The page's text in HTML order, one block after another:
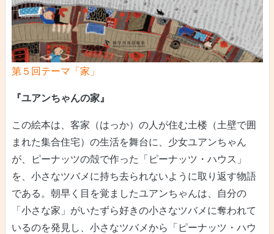
第５回テーマ「家」
『ユアンちゃんの家』
この絵本は、客家（はっか）の人が住む土楼（土壁で囲
まれた集合住宅）の生活を舞台に、少女ユアンちゃん
が、ピーナッツの殻で作った「ピーナッツ・ハウス」
を、小さなツバメに持ち去られないように取り返す物語
である。朝早く目を覚ましたユアンちゃんは、自分の
「小さな家」がいたずら好きの小さなツバメに奪われて
いるのを発見し、小さなツバメから「ピーナッツ・ハウ